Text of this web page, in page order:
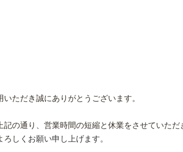
ただき誠にありがとうございます。
の通り、営業時間の短縮と休業をさせていただ
しくお願い申し上げます。